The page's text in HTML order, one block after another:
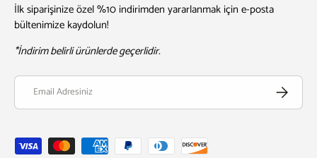
İlk siparişinize özel %10 indirimden yararlanmak için e-posta
bültenimize kaydolun!
*İndirim belirli ürünlerde geçerlidir.
Email Abone Ol
Kabul edilen ödeme yöntemleri